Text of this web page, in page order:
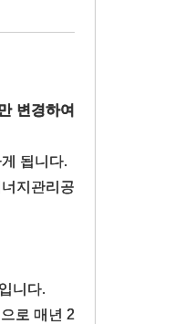
변경하여
됩니다.
지관리공
니다.
로 매년 2